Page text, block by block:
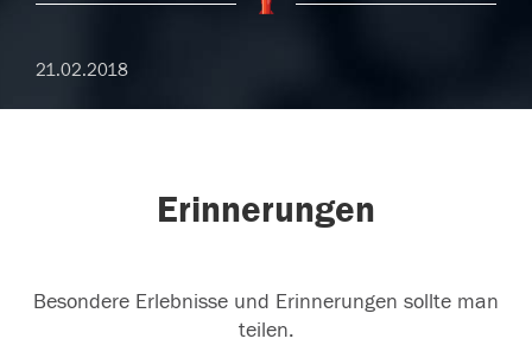
21.02.2018
Erinnerungen
Besondere Erlebnisse und Erinnerungen sollte man
teilen.